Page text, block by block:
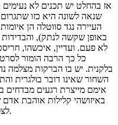
אז בהחלט יש תכנים לא
שנאה לשונה היא כזו
העיירה נגד סווטלה הן
באופן שקשה לנתק),
לא פעם. ועדיין, איכשהו,
כל כך הרבה הומור
בלקנית. יש בו הברקות מצלמה
השחור שאינו דובר בולגרית
אימם מייצרת רגעים מבדחים
באיזושהי קלילות אוהבת
לצפות לו בסרט עם תימות כל כך מדכדכות.